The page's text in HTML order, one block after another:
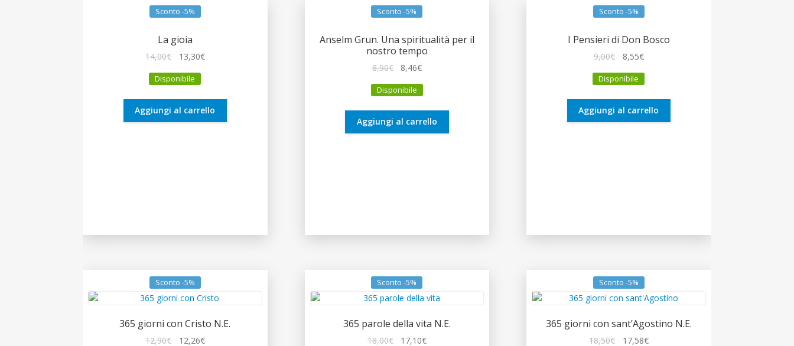
Sconto -5%
La gioia
14,00€
originale
14,00€.
13,30€Il
13,30€.
Disponibile
Aggiungi al carrello
Sconto -5%
Anselm Grun. Una spiritualità per il
nostro tempo
8,90€
originale
8,90€.
8,46€Il
attuale
8,46€.
Disponibile
Aggiungi al carrello
Sconto -5%
I Pensieri di Don Bosco
9,00€
originale
9,00€.
8,55€Il
attuale
8,55€.
Disponibile
Aggiungi al carrello
Sconto -5%
365 giorni con Cristo N.E.
12,90€ 12,26€Il
Sconto -5%
365 parole della vita N.E.
18,00€ 17,10€Il
Sconto -5%
365 giorni con sant’Agostino N.E.
18,50€ 17,58€Il